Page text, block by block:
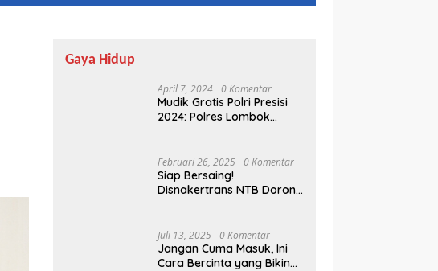
Gaya Hidup
April 7, 2024 0 Komentar
Mudik Gratis Polri Presisi
2024: Polres Lombok
Februari 26, 2025 0 Komentar
Siap Bersaing!
Disnakertrans NTB Dorong
Juli 13, 2025 0 Komentar
Jangan Cuma Masuk, Ini
Cara Bercinta yang Bikin